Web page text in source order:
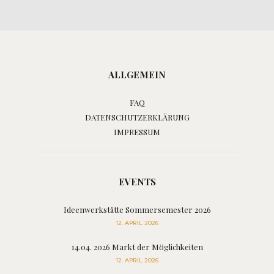
ALLGEMEIN
FAQ
DATENSCHUTZERKLÄRUNG
IMPRESSUM
EVENTS
Ideenwerkstätte Sommersemester 2026
12. APRIL 2026
14.04. 2026 Markt der Möglichkeiten
12. APRIL 2026